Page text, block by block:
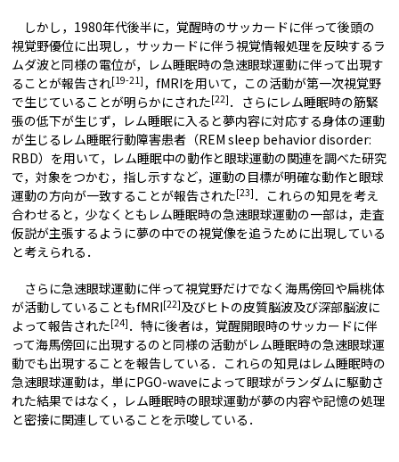
しかし，1980年代後半に，覚醒時のサッカードに伴って後頭の
視覚野優位に出現し，サッカードに伴う視覚情報処理を反映するラ
ムダ波と同様の電位が，レム睡眠時の急速眼球運動に伴って出現す
ることが報告され[19-21] ，fMRIを用いて，この活動が第一次視覚野
で生じていることが明らかにされた[22] ．さらにレム睡眠時の筋緊
張の低下が生じず，レム睡眠に入ると夢内容に対応する身体の運動
が生じるレム睡眠行動障害患者（REM sleep behavior disorder:
RBD）を用いて，レム睡眠中の動作と眼球運動の関連を調べた研究
で，対象をつかむ，指し示すなど，運動の目標が明確な動作と眼球
運動の方向が一致することが報告された[23] ．これらの知見を考え
合わせると，少なくともレム睡眠時の急速眼球運動の一部は，走査
仮説が主張するように夢の中での視覚像を追うために出現している
と考えられる．
さらに急速眼球運動に伴って視覚野だけでなく海馬傍回や扁桃体
が活動していることもfMRI[22]及びヒトの皮質脳波及び深部脳波に
よって報告された[24] ．特に後者は，覚醒開眼時のサッカードに伴
って海馬傍回に出現するのと同様の活動がレム睡眠時の急速眼球運
動でも出現することを報告している．これらの知見はレム睡眠時の
急速眼球運動は，単にPGO-waveによって眼球がランダムに駆動さ
れた結果ではなく，レム睡眠時の眼球運動が夢の内容や記憶の処理
と密接に関連していることを示唆している．